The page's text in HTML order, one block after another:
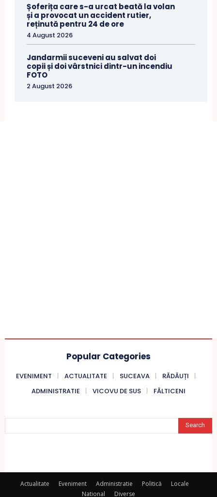
Șoferița care s-a urcat beată la volan
și a provocat un accident rutier,
reținută pentru 24 de ore
4 August 2026
Jandarmii suceveni au salvat doi
copii și doi vârstnici dintr-un incendiu
FOTO
2 August 2026
Popular Categories
EVENIMENT ACTUALITATE SUCEAVA
RĂDĂUȚI
ADMINISTRATIE
VICOVU DE SUS FĂLTICENI
Search
Actualitate Eveniment Administratie Politică
Locale
National
Diverse